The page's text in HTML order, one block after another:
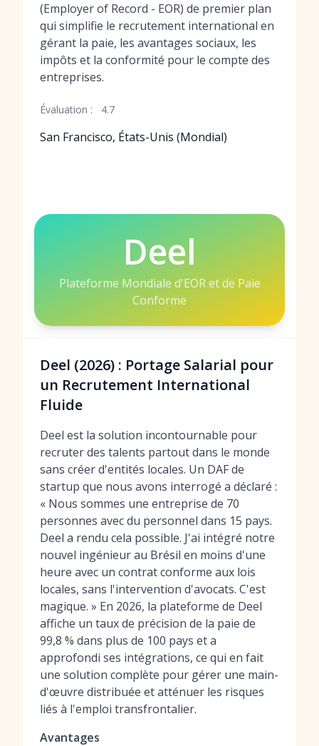
(Employer of Record - EOR) de premier plan
qui simplifie le recrutement international en
gérant la paie, les avantages sociaux, les
impôts et la conformité pour le compte des
entreprises.
Évaluation : 4.7
San Francisco, États-Unis (Mondial)
Deel
Plateforme Mondiale d'EOR et de Paie
Conforme
Deel (2026) : Portage Salarial pour
un Recrutement International
Fluide
Deel est la solution incontournable pour
recruter des talents partout dans le monde
sans créer d'entités locales. Un DAF de
startup que nous avons interrogé a déclaré :
« Nous sommes une entreprise de 70
personnes avec du personnel dans 15 pays.
Deel a rendu cela possible. J'ai intégré notre
nouvel ingénieur au Brésil en moins d'une
heure avec un contrat conforme aux lois
locales, sans l'intervention d'avocats. C'est
magique. » En 2026, la plateforme de Deel
affiche un taux de précision de la paie de
99,8 % dans plus de 100 pays et a
approfondi ses intégrations, ce qui en fait
une solution complète pour gérer une main-
d'œuvre distribuée et atténuer les risques
liés à l'emploi transfrontalier.
Avantages